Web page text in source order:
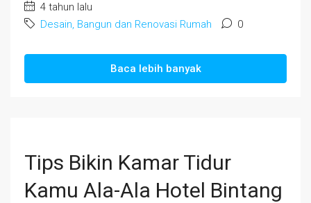
4 tahun lalu
Desain, Bangun dan Renovasi Rumah
0
Baca lebih banyak
Tips Bikin Kamar Tidur
Kamu Ala-Ala Hotel Bintang